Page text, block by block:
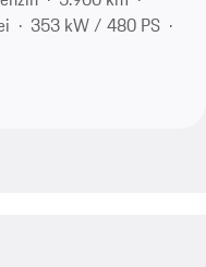
353 kW / 480 PS